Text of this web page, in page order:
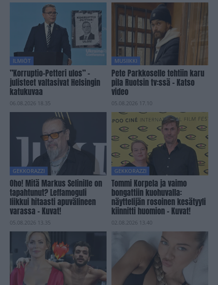
ILMIÖT
”Korruptio-Petteri ulos” -
julisteet valtasivat Helsingin
katukuvaa
06.08.2026 18.35
MUSIIKKI
Pete Parkkoselle tehtiin karu
pila Ruotsin tv:ssä – Katso
video
05.08.2026 17.10
GEKKORAZZI
Oho! Mitä Markus Selinille on
tapahtunut? Leffamoguli
liikkui hitaasti apuvälineen
varassa – Kuvat!
05.08.2026 13.35
GEKKORAZZI
Tommi Korpela ja vaimo
bongattiin kuohuvalla:
näyttelijän rosoinen kesätyyli
kiinnitti huomion – Kuvat!
02.08.2026 13.40